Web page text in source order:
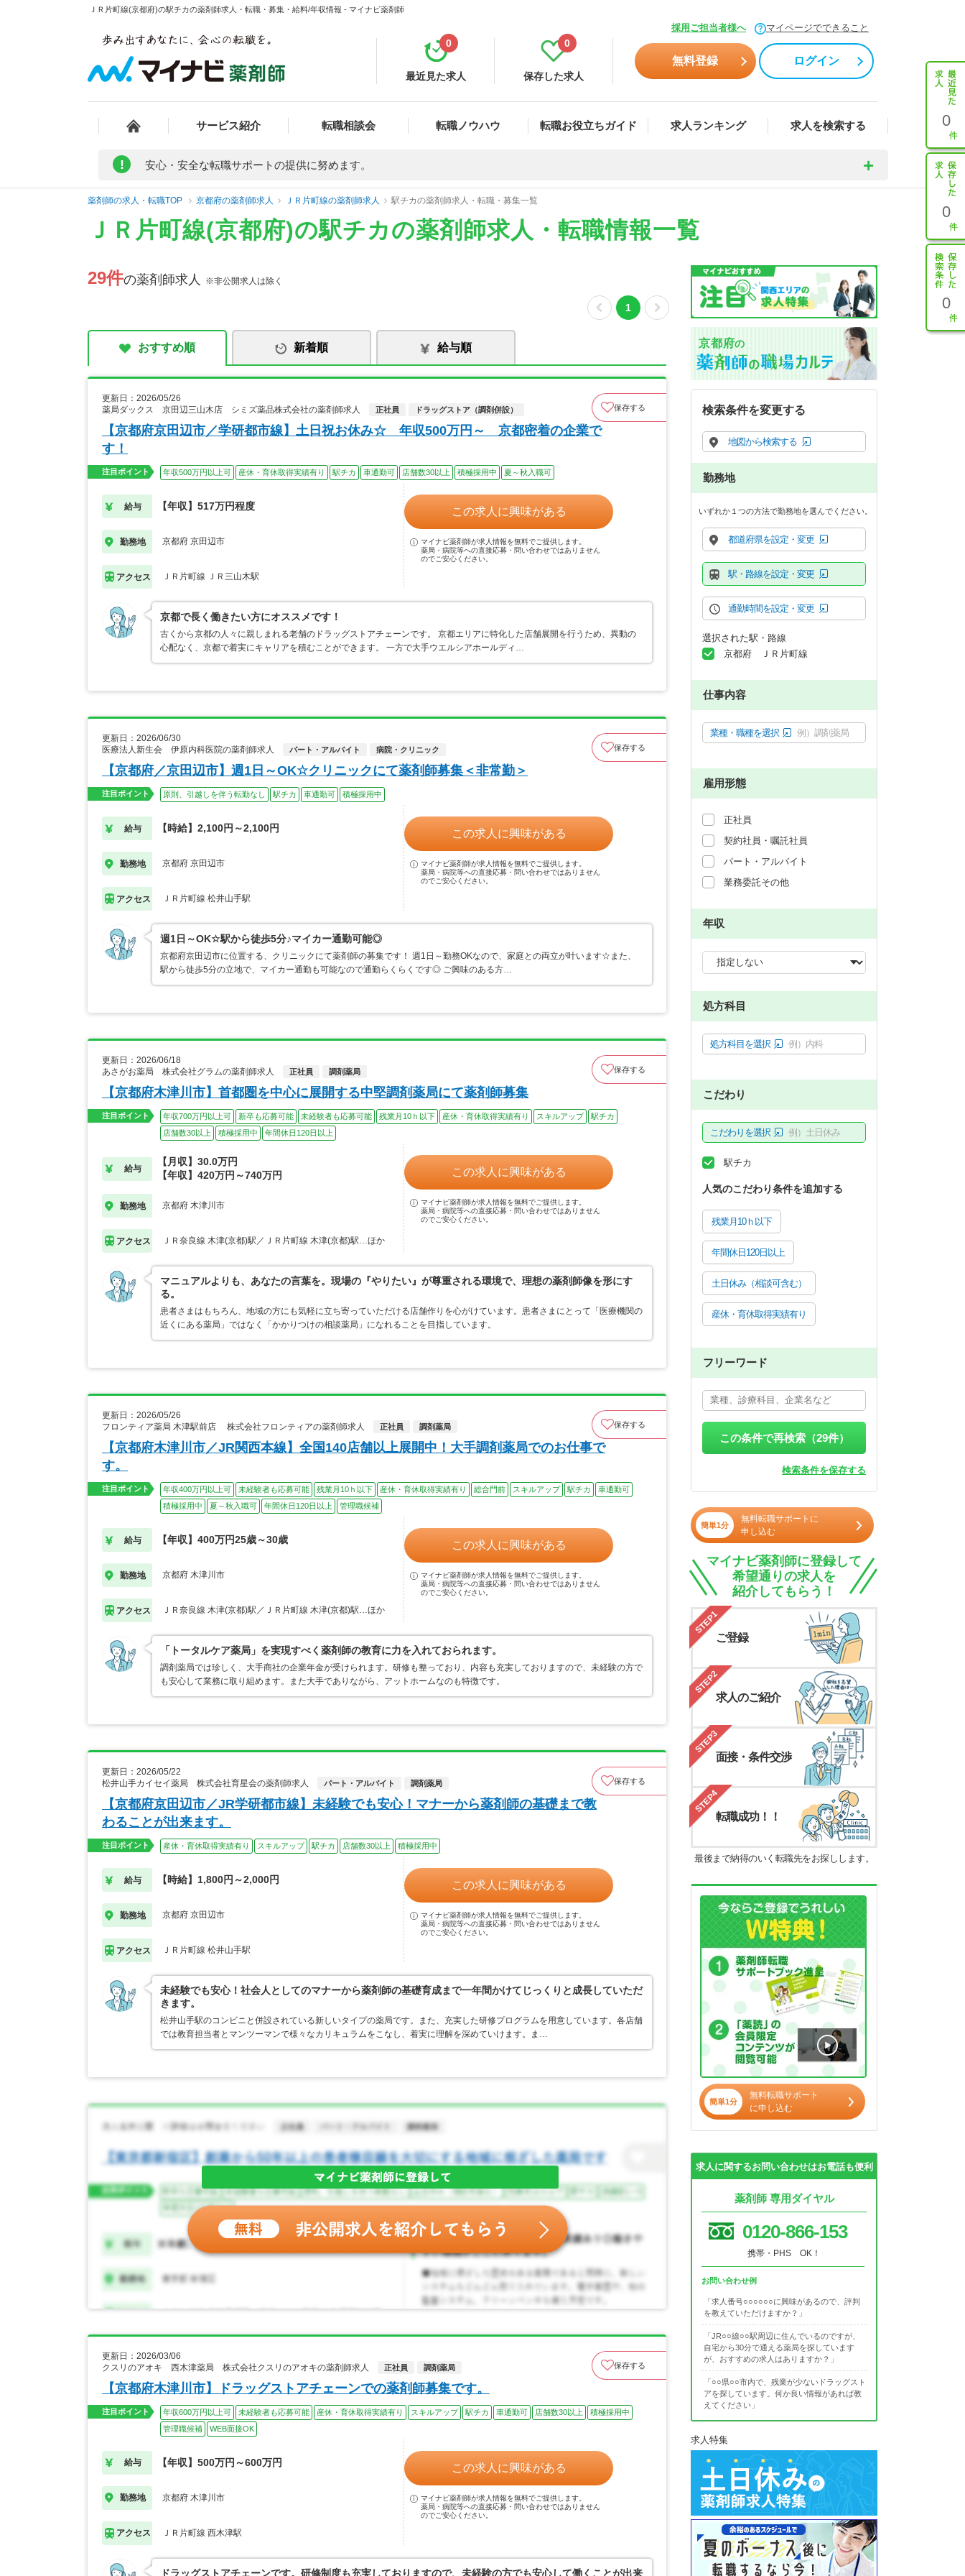
ＪＲ片町線(京都府)の駅チカの薬剤師求人・転職・募集・給料/年収情報 - マイナビ薬剤師
採用ご担当者様へ マイページでできること
最近見た求人
0
保存した求人
0
無料登録 ログイン
サービス紹介 転職相談会 転職ノウハウ 転職お役立ちガイド 求人ランキング 求人を検索する 0
0
0
! 安心・安全な転職サポートの提供に努めます。
薬剤師の求人・転職TOP 京都府の薬剤師求人 ＪＲ片町線の薬剤師求人 駅チカの薬剤師求人・転職・募集一覧
ＪＲ片町線(京都府)の駅チカの薬剤師求人・転職情報一覧
29件の薬剤師求人 ※非公開求人は除く
1
おすすめ順 新着順 給与順
更新日：2026/05/26
薬局ダックス 京田辺三山木店 シミズ薬品株式会社の薬剤師求人
正社員 ドラッグストア（調剤併設） 保存する
【京都府京田辺市／学研都市線】土日祝お休み☆ 年収500万円～ 京都密着の企業で
す！
注目ポイント 年収500万円以上可 産休・育休取得実績有り 駅チカ 車通勤可 店舗数30以上 積極採用中 夏～秋入職可
給与 【年収】517万円程度
勤務地 京都府 京田辺市
アクセス ＪＲ片町線 ＪＲ三山木駅
この求人に興味がある
マイナビ薬剤師が求人情報を無料でご提供します。
薬局・病院等への直接応募・問い合わせではありません
のでご安心ください。
京都で長く働きたい方にオススメです！
古くから京都の人々に親しまれる老舗のドラッグストアチェーンです。 京都エリアに特化した店舗展開を行うため、異動の
心配なく、京都で着実にキャリアを積むことができます。 一方で大手ウエルシアホールディ…
更新日：2026/06/30
医療法人新生会 伊原内科医院の薬剤師求人
パート・アルバイト 病院・クリニック 保存する
【京都府／京田辺市】週1日～OK☆クリニックにて薬剤師募集＜非常勤＞
注目ポイント 原則、引越しを伴う転勤なし 駅チカ 車通勤可 積極採用中
給与 【時給】2,100円～2,100円
勤務地 京都府 京田辺市
アクセス ＪＲ片町線 松井山手駅
この求人に興味がある
マイナビ薬剤師が求人情報を無料でご提供します。
薬局・病院等への直接応募・問い合わせではありません
のでご安心ください。
週1日～OK☆駅から徒歩5分♪マイカー通勤可能◎
京都府京田辺市に位置する、クリニックにて薬剤師の募集です！ 週1日～勤務OKなので、家庭との両立が叶います☆また、
駅から徒歩5分の立地で、マイカー通勤も可能なので通勤らくらくです◎ ご興味のある方…
更新日：2026/06/18
あさがお薬局 株式会社グラムの薬剤師求人
正社員 調剤薬局 保存する
【京都府木津川市】首都圏を中心に展開する中堅調剤薬局にて薬剤師募集
注目ポイント 年収700万円以上可 新卒も応募可能 未経験者も応募可能 残業月10ｈ以下 産休・育休取得実績有り スキルアップ
駅チカ
店舗数30以上
積極採用中 年間休日120日以上
給与
【月収】30.0万円
【年収】420万円～740万円
勤務地 京都府 木津川市
アクセス ＪＲ奈良線 木津(京都)駅／ＪＲ片町線 木津(京都)駅…ほか
この求人に興味がある
マイナビ薬剤師が求人情報を無料でご提供します。
薬局・病院等への直接応募・問い合わせではありません
のでご安心ください。
マニュアルよりも、あなたの言葉を。現場の『やりたい』が尊重される環境で、理想の薬剤師像を形にす
る。
患者さまはもちろん、地域の方にも気軽に立ち寄っていただける店舗作りを心がけています。患者さまにとって「医療機関の
近くにある薬局」ではなく「かかりつけの相談薬局」になれることを目指しています。
更新日：2026/05/26
フロンティア薬局 木津駅前店 株式会社フロンティアの薬剤師求人
正社員 調剤薬局 保存する
【京都府木津川市／JR関西本線】全国140店舗以上展開中！大手調剤薬局でのお仕事で
す。
注目ポイント 年収400万円以上可 未経験者も応募可能 残業月10ｈ以下 産休・育休取得実績有り 総合門前 スキルアップ 駅チカ
車通勤可
積極採用中
夏～秋入職可 年間休日120日以上 管理職候補
給与 【年収】400万円25歳～30歳
勤務地 京都府 木津川市
アクセス ＪＲ奈良線 木津(京都)駅／ＪＲ片町線 木津(京都)駅…ほか
この求人に興味がある
マイナビ薬剤師が求人情報を無料でご提供します。
薬局・病院等への直接応募・問い合わせではありません
のでご安心ください。
「トータルケア薬局」を実現すべく薬剤師の教育に力を入れておられます。
調剤薬局では珍しく、大手商社の企業年金が受けられます。研修も整っており、内容も充実しておりますので、未経験の方で
も安心して業務に取り組めます。また大手でありながら、アットホームなのも特徴です。
更新日：2026/05/22
松井山手カイセイ薬局 株式会社育星会の薬剤師求人
パート・アルバイト 調剤薬局 保存する
【京都府京田辺市／JR学研都市線】未経験でも安心！マナーから薬剤師の基礎まで教
わることが出来ます。
注目ポイント 産休・育休取得実績有り スキルアップ 駅チカ 店舗数30以上 積極採用中
給与 【時給】1,800円～2,000円
勤務地 京都府 京田辺市
アクセス ＪＲ片町線 松井山手駅
この求人に興味がある
マイナビ薬剤師が求人情報を無料でご提供します。
薬局・病院等への直接応募・問い合わせではありません
のでご安心ください。
未経験でも安心！社会人としてのマナーから薬剤師の基礎育成まで一年間かけてじっくりと成長していただ
きます。
松井山手駅のコンビニと併設されている新しいタイプの薬局です。また、充実した研修プログラムを用意しています。各店舗
では教育担当者とマンツーマンで様々なカリキュラムをこなし、着実に理解を深めていけます。ま…
更新日：2026/03/06
クスリのアオキ 西木津薬局 株式会社クスリのアオキの薬剤師求人
正社員 調剤薬局 保存する
【京都府木津川市】ドラッグストアチェーンでの薬剤師募集です。
注目ポイント 年収600万円以上可 未経験者も応募可能 産休・育休取得実績有り スキルアップ 駅チカ 車通勤可 店舗数30以上
積極採用中
管理職候補
WEB面接OK
給与 【年収】500万円～600万円
勤務地 京都府 木津川市
アクセス ＪＲ片町線 西木津駅
この求人に興味がある
マイナビ薬剤師が求人情報を無料でご提供します。
薬局・病院等への直接応募・問い合わせではありません
のでご安心ください。
ドラッグストアチェーンです。研修制度も充実しておりますので、未経験の方でも安心して働くことが出来
京都府の
検索条件を変更する
地図から検索する
勤務地
いずれか１つの方法で勤務地を選んでください。
都道府県を設定・変更
駅・路線を設定・変更
通勤時間を設定・変更
選択された駅・路線
京都府 ＪＲ片町線
仕事内容
業種・職種を選択 例）調剤薬局
雇用形態
正社員
契約社員・嘱託社員
パート・アルバイト
業務委託その他
年収
処方科目
処方科目を選択 例）内科
こだわり
こだわりを選択 例）土日休み
駅チカ
人気のこだわり条件を追加する
残業月10ｈ以下
年間休日120日以上
土日休み（相談可含む）
産休・育休取得実績有り
フリーワード
この条件で再検索（29件）
検索条件を保存する
簡単1分
無料転職サポートに
申し込む
マイナビ薬剤師に登録して
希望通りの求人を
紹介してもらう！
STEP1
ご登録
STEP2
求人のご紹介
STEP3
面接・条件交渉
STEP4
転職成功！！
最後まで納得のいく転職先をお探しします。
簡単1分
無料転職サポート
に申し込む
求人に関するお問い合わせはお電話も便利
薬剤師 専用ダイヤル
0120-866-153
携帯・PHS OK！
お問い合わせ例
「求人番号○○○○○○に興味があるので、評判
を教えていただけますか？」
「JR○○線○○駅周辺に住んでいるのですが、
自宅から30分で通える薬局を探しています
が、おすすめの求人はありますか？」
「○○県○○市内で、残業が少ないドラッグスト
アを探しています。何か良い情報があれば教
えてください」
求人特集